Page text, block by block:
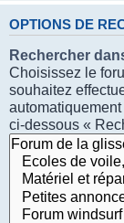
OPTIONS DE
Rechercher
Choisissez le
souhaitez
ci-dessous «